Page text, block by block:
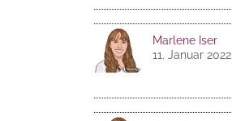
Marlene Iser
11. Januar 2022